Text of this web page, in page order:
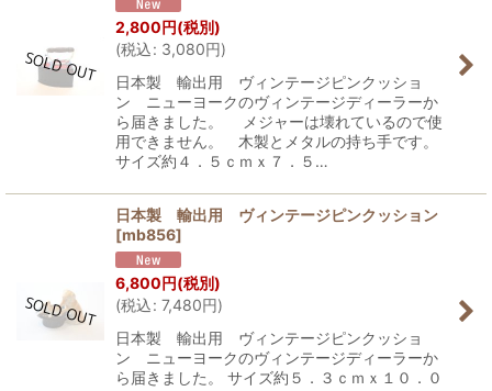
2,800円(税別)
(税込: 3,080円)
日本製 輸出用 ヴィンテージピンクッショ
ン ニューヨークのヴィンテージディーラーか
ら届きました。 メジャーは壊れているので使
用できません。 木製とメタルの持ち手です。
サイズ約４．５ｃｍｘ７．５…
日本製 輸出用 ヴィンテージピンクッション
[mb856]
6,800円(税別)
(税込: 7,480円)
日本製 輸出用 ヴィンテージピンクッショ
ン ニューヨークのヴィンテージディーラーか
ら届きました。 サイズ約５．３ｃｍｘ１０．０